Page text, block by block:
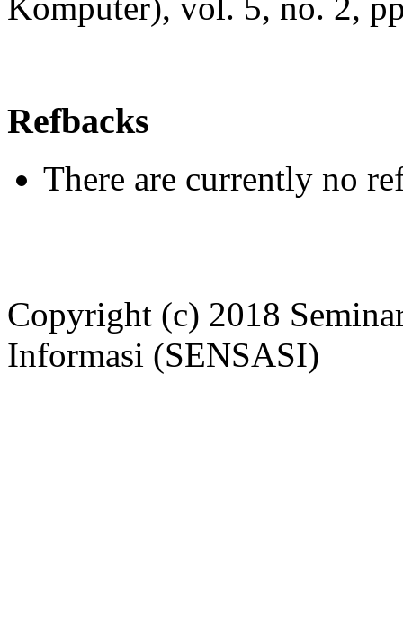
Refbacks
There are currently no
Copyright (c) 2018
Informasi (SENSASI)